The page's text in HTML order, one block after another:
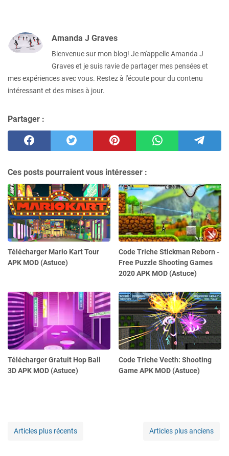
Amanda J Graves
Bienvenue sur mon blog! Je m'appelle Amanda J
Graves et je suis ravie de partager mes pensées et
mes expériences avec vous. Restez à l'écoute pour du contenu
intéressant et des mises à jour.
Partager :
Ces posts pourraient vous intéresser :
Télécharger Mario Kart Tour
APK MOD (Astuce)
Code Triche Stickman Reborn -
Free Puzzle Shooting Games
2020 APK MOD (Astuce)
Télécharger Gratuit Hop Ball
3D APK MOD (Astuce)
Code Triche Vecth: Shooting
Game APK MOD (Astuce)
Articles plus récents Articles plus anciens